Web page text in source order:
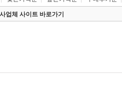
업체 사이트 바로가기